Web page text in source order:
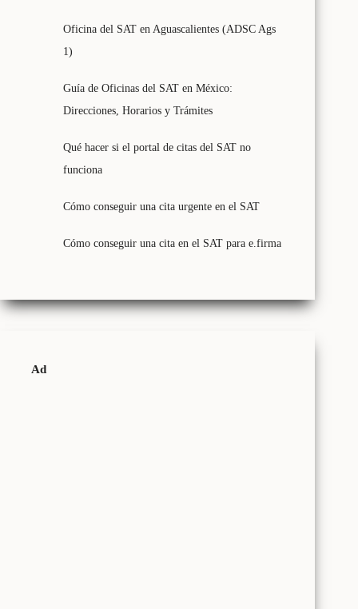
Oficina del SAT en Aguascalientes (ADSC Ags
1)
Guía de Oficinas del SAT en México:
Direcciones, Horarios y Trámites
Qué hacer si el portal de citas del SAT no
funciona
Cómo conseguir una cita urgente en el SAT
Cómo conseguir una cita en el SAT para e.firma
Ad